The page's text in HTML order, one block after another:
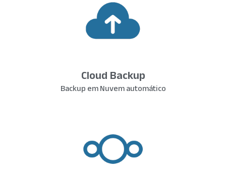
Cloud Backup
Backup em Nuvem automático